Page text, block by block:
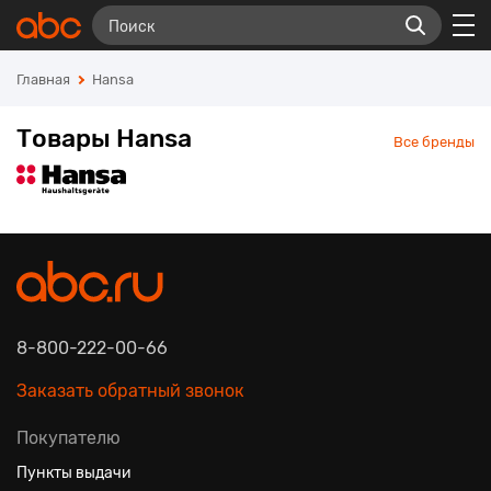
Главная Hansa
Товары Hansa Все бренды
8-800-222-00-66
Заказать обратный звонок
Покупателю
Пункты выдачи